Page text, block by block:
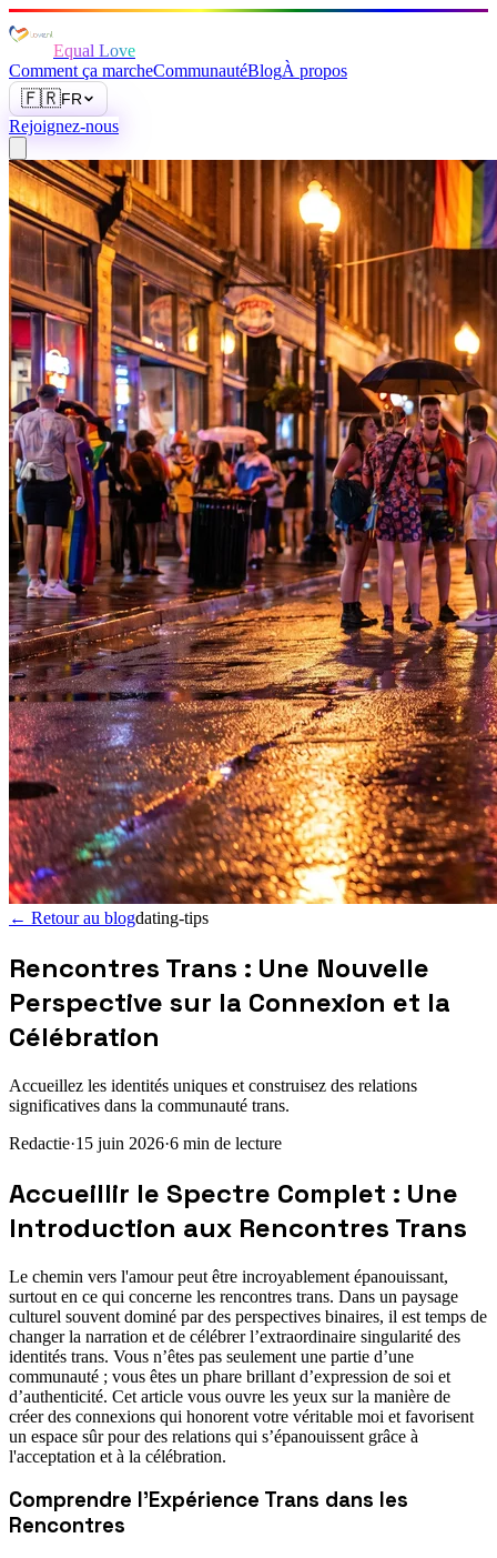
Equal Love
Comment ça marcheCommunautéBlogÀ propos
🇫🇷FR
Rejoignez-nous
← Retour au blogdating-tips
Rencontres Trans : Une Nouvelle
Perspective sur la Connexion et la
Célébration
Accueillez les identités uniques et construisez des relations
significatives dans la communauté trans.
Redactie·15 juin 2026·6 min de lecture
Accueillir le Spectre Complet : Une
Introduction aux Rencontres Trans
Le chemin vers l'amour peut être incroyablement épanouissant,
surtout en ce qui concerne les rencontres trans. Dans un paysage
culturel souvent dominé par des perspectives binaires, il est temps de
changer la narration et de célébrer l’extraordinaire singularité des
identités trans. Vous n’êtes pas seulement une partie d’une
communauté ; vous êtes un phare brillant d’expression de soi et
d’authenticité. Cet article vous ouvre les yeux sur la manière de
créer des connexions qui honorent votre véritable moi et favorisent
un espace sûr pour des relations qui s’épanouissent grâce à
l'acceptation et à la célébration.
Comprendre l'Expérience Trans dans les
Rencontres